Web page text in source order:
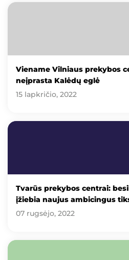
Viename Vilniaus prekybos
neįprasta Kalėdų eglė
15 lapkričio, 2022
Tvarūs prekybos centrai:
įžiebia naujus ambicingus
07 rugsėjo, 2022